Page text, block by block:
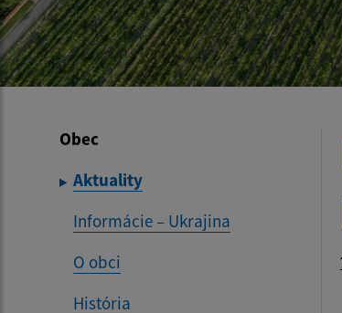
Obec
Aktuality
Informácie – Ukrajina
O obci
História